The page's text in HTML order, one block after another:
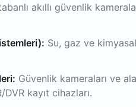
akıllı güvenlik
Su, gaz ve kimyasal
Güvenlik kameraları ve
kayıt cihazları.